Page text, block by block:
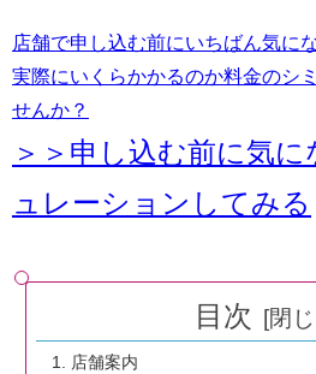
店舗で申し込む前にいちばん気に
実際にいくらかかるのか料金のシ
せんか？
＞＞申し込む前に気に
ュレーションしてみる
目次
店舗案内